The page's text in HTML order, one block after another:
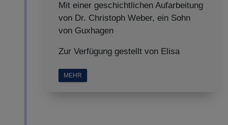
Mit einer geschichtlichen Aufarbeitung
von Dr. Christoph Weber, ein Sohn
von Guxhagen
Zur Verfügung gestellt von Elisa
MEHR